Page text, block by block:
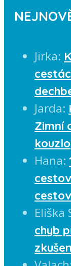
Jirka:
Jarda:
Zimní
kouzlo
Hana:
Eliška
chyb